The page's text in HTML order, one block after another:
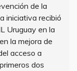
de la
iniciativa recibió
Uruguay en la
la mejora de
acceso a
dos